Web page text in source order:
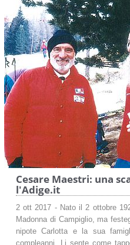
Cesare Maestri: una
l'Adige.it
2 ott 2017 - Nato il 2 ottobre
Madonna di Campiglio, ma
nipote Carlotta e la sua
compleanni. Li sente come